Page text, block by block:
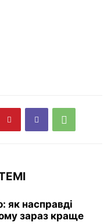
як насправді
зараз краще